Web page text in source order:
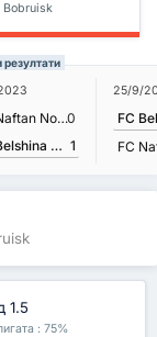
Bobruisk
FC Naftan Novopolotsk0
FC Belshina Bobruisk 1
25/9/
1.5
: 75%